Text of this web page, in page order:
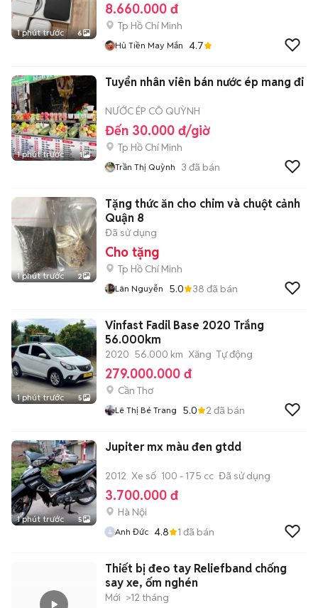
1 phút trước 6
8.660.000 đ
Tp Hồ Chí Minh
Hủ Tiền May Mắn 4.7
1 phút trước 1
Tuyển nhân viên bán nước ép mang đi
NƯỚC ÉP CÔ QUỲNH
Đến 30.000 đ/giờ
Tp Hồ Chí Minh
Trần Thị Quỳnh 3 đã bán
1 phút trước 2
Tặng thức ăn cho chim và chuột cảnh
Quận 8
Đã sử dụng
Cho tặng
Tp Hồ Chí Minh
Lân Nguyễn 5.0 38 đã bán
1 phút trước 5
Vinfast Fadil Base 2020 Trắng
56.000km
2020 56.000 km Xăng Tự động
279.000.000 đ
Cần Thơ
Lê Thị Bé Trang 5.0 2 đã bán
1 phút trước 5
Jupiter mx màu đen gtdd
2012 Xe số 100 - 175 cc Đã sử dụng
3.700.000 đ
Hà Nội
Anh Đức 4.8 1 đã bán
Thiết bị đeo tay Reliefband chống
say xe, ốm nghén
Mới >12 tháng